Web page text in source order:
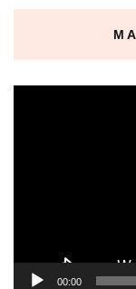
00:00